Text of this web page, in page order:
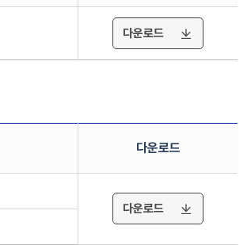
다운로드
다운로드
다운로드